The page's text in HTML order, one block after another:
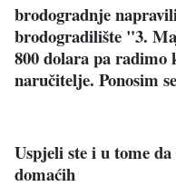
brodogradnje
brodogradilište "3.
800 dolara pa radimo
naručitelje. Ponosim
Uspjeli ste i u tome da
domaćih